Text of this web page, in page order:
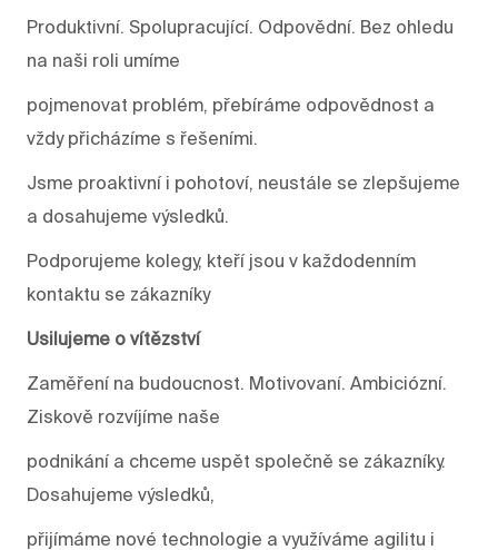
Produktivní. Spolupracující. Odpovědní. Bez ohledu
na naši roli umíme
pojmenovat problém, přebíráme odpovědnost a
vždy přicházíme s řešeními.
Jsme proaktivní i pohotoví, neustále se zlepšujeme
a dosahujeme výsledků.
Podporujeme kolegy, kteří jsou v každodenním
kontaktu se zákazníky
Usilujeme o vítězství
Zaměření na budoucnost. Motivovaní. Ambiciózní.
Ziskově rozvíjíme naše
podnikání a chceme uspět společně se zákazníky.
Dosahujeme výsledků,
přijímáme nové technologie a využíváme agilitu i